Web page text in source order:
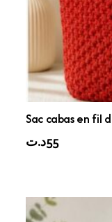
Sac cabas en fil
55د.ت